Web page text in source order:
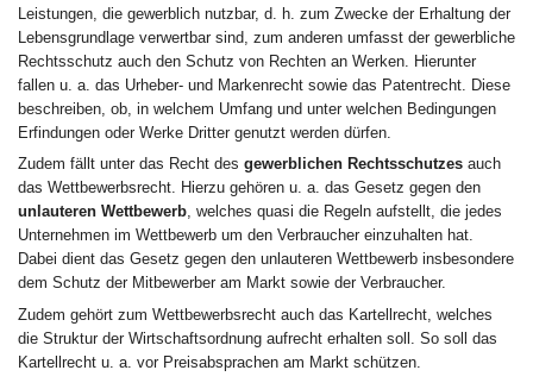
Leistungen, die gewerblich nutzbar, d. h. zum Zwecke der Erhaltung der
Lebensgrundlage verwertbar sind, zum anderen umfasst der gewerbliche
Rechtsschutz auch den Schutz von Rechten an Werken. Hierunter
fallen u. a. das Urheber- und Markenrecht sowie das Patentrecht. Diese
beschreiben, ob, in welchem Umfang und unter welchen Bedingungen
Erfindungen oder Werke Dritter genutzt werden dürfen.
Zudem fällt unter das Recht des gewerblichen Rechtsschutzes auch
das Wettbewerbsrecht. Hierzu gehören u. a. das Gesetz gegen den
unlauteren Wettbewerb, welches quasi die Regeln aufstellt, die jedes
Unternehmen im Wettbewerb um den Verbraucher einzuhalten hat.
Dabei dient das Gesetz gegen den unlauteren Wettbewerb insbesondere
dem Schutz der Mitbewerber am Markt sowie der Verbraucher.
Zudem gehört zum Wettbewerbsrecht auch das Kartellrecht, welches
die Struktur der Wirtschaftsordnung aufrecht erhalten soll. So soll das
Kartellrecht u. a. vor Preisabsprachen am Markt schützen.